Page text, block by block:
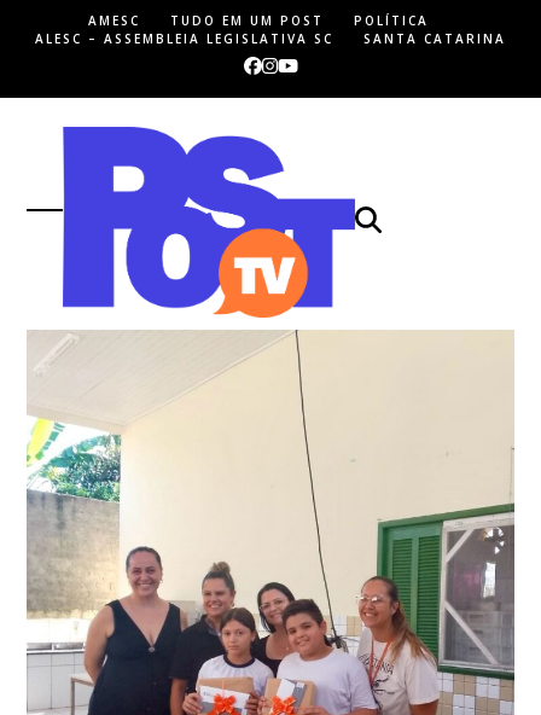
AMESC TUDO EM UM POST
POLÍTICA
ALESC – ASSEMBLEIA LEGISLATIVA SC
SANTA CATARINA
Facebook
Instagram
YouTube
Open
mobile
menu
Close
mobile
menu